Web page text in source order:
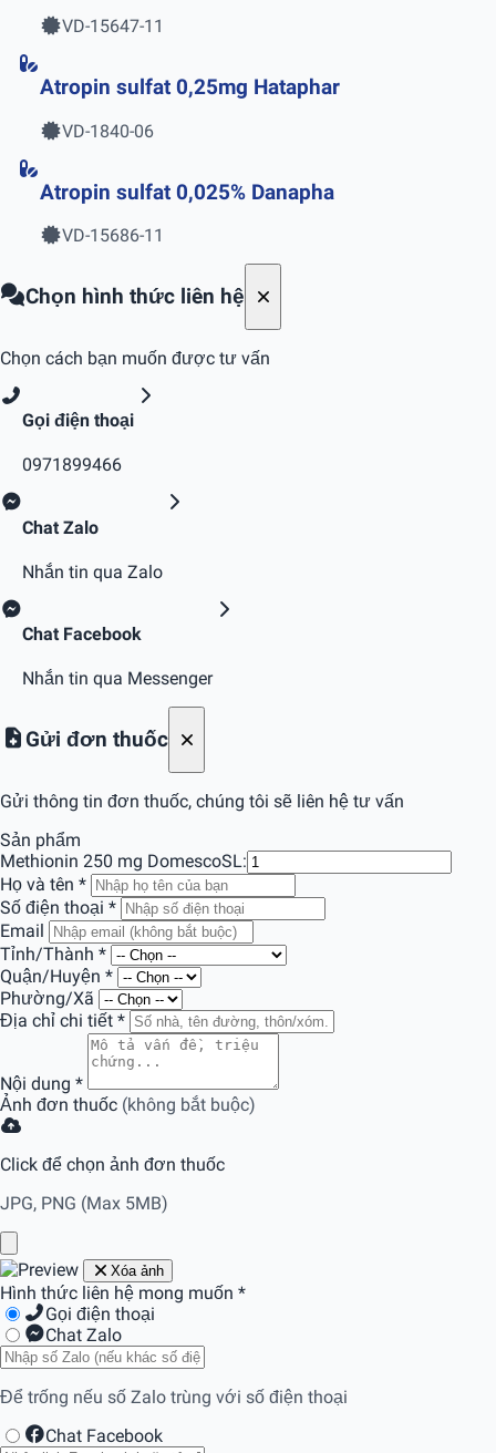
VD-15647-11
Atropin sulfat 0,25mg Hataphar
VD-1840-06
Atropin sulfat 0,025% Danapha
VD-15686-11
Chọn hình thức liên hệ
Chọn cách bạn muốn được tư vấn
Gọi điện thoại
0971899466
Chat Zalo
Nhắn tin qua Zalo
Chat Facebook
Nhắn tin qua Messenger
Gửi đơn thuốc
Gửi thông tin đơn thuốc, chúng tôi sẽ liên hệ tư vấn
Sản phẩm
Methionin 250 mg DomescoSL:
Họ và tên *
Số điện thoại *
Email
Tỉnh/Thành *
Quận/Huyện *
Phường/Xã
Địa chỉ chi tiết *
Nội dung *
Ảnh đơn thuốc (không bắt buộc)
Click để chọn ảnh đơn thuốc
JPG, PNG (Max 5MB)
Xóa ảnh
Hình thức liên hệ mong muốn *
Gọi điện thoại
Chat Zalo
Để trống nếu số Zalo trùng với số điện thoại
Chat Facebook